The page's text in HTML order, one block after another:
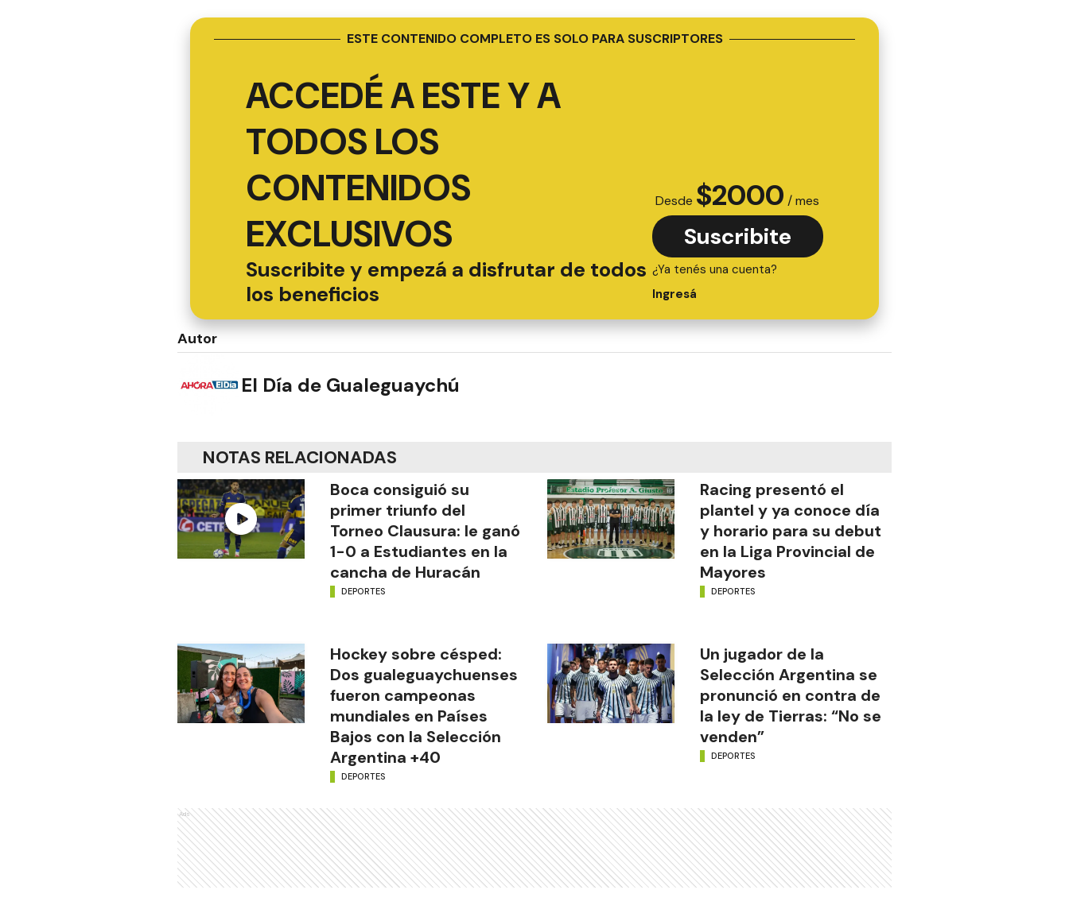
ESTE CONTENIDO COMPLETO ES SOLO PARA SUSCRIPTORES
ACCEDÉ A ESTE Y A
TODOS LOS
CONTENIDOS
EXCLUSIVOS
Suscribite y empezá a disfrutar de todos
los beneficios
Desde $2000 / mes
Suscribite
¿Ya tenés una cuenta?
Ingresá
Autor
El Día de Gualeguaychú
NOTAS RELACIONADAS
Boca consiguió su
primer triunfo del
Torneo Clausura: le ganó
1-0 a Estudiantes en la
cancha de Huracán
DEPORTES
Racing presentó el
plantel y ya conoce día
y horario para su debut
en la Liga Provincial de
Mayores
DEPORTES
Hockey sobre césped:
Dos gualeguaychuenses
fueron campeonas
mundiales en Países
Bajos con la Selección
Argentina +40
DEPORTES
Un jugador de la
Selección Argentina se
pronunció en contra de
la ley de Tierras: “No se
venden”
DEPORTES
Ads